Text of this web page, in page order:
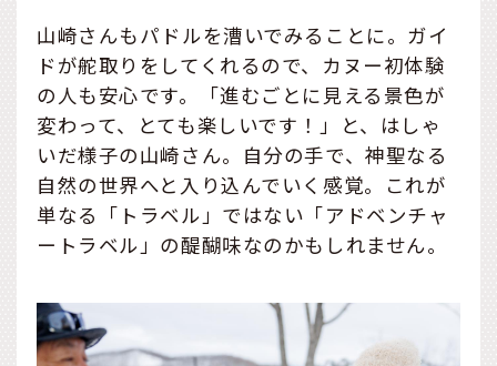
山崎さんもパドルを漕いでみることに。ガイ
ドが舵取りをしてくれるので、カヌー初体験
の人も安心です。「進むごとに見える景色が
変わって、とても楽しいです！」と、はしゃ
いだ様子の山崎さん。自分の手で、神聖なる
自然の世界へと入り込んでいく感覚。これが
単なる「トラベル」ではない「アドベンチャ
ートラベル」の醍醐味なのかもしれません。